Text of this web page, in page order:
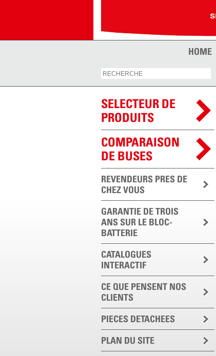
HOME
SELECTEUR DE
PRODUITS
COMPARAISON
DE BUSES
REVENDEURS PRES DE
CHEZ VOUS
GARANTIE DE TROIS
ANS SUR LE BLOC-
BATTERIE
CATALOGUES
INTERACTIF
CE QUE PENSENT NOS
CLIENTS
PIECES DETACHEES
PLAN DU SITE